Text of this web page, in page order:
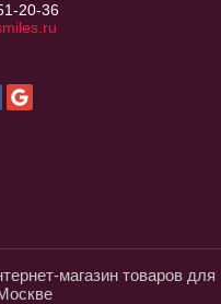
20-36
магазин товаров для